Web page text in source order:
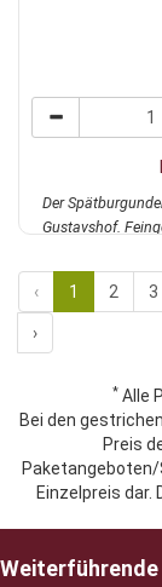
Der
Gustavshof.
‹ 1 2 3
›
*Alle
Bei den
Preis
Einzelpreis
Weiterführende